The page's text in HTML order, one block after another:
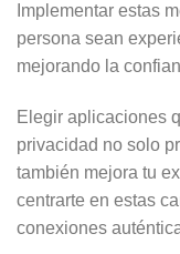
Implementar estas
persona sean
mejorando la
Elegir aplicaciones
privacidad no solo
también mejora tu
centrarte en estas
conexiones